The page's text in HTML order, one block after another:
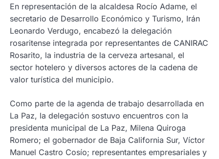
En representación de la alcaldesa Rocío Adame, el
secretario de Desarrollo Económico y Turismo, Irán
Leonardo Verdugo, encabezó la delegación
rosaritense integrada por representantes de CANIRAC
Rosarito, la industria de la cerveza artesanal, el
sector hotelero y diversos actores de la cadena de
valor turística del municipio.
Como parte de la agenda de trabajo desarrollada en
La Paz, la delegación sostuvo encuentros con la
presidenta municipal de La Paz, Milena Quiroga
Romero; el gobernador de Baja California Sur, Víctor
Manuel Castro Cosío; representantes empresariales y